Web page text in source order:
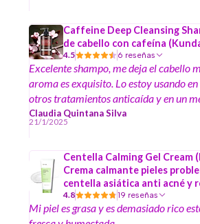
Caffeine Deep Cleansing
de cabello con cafeína
4.5 6 reseñas
Excelente shampo, me deja el cabello
aroma es exquisito. Lo estoy usando
otros tratamientos anticaída y en un
notando cambios.
Claudia Quintana Silva
21/1/2025
Centella Calming Gel Cream
Crema calmante pieles
centella asiática anti acné y
4.8 19 reseñas
Mi piel es grasa y es demasiado rico